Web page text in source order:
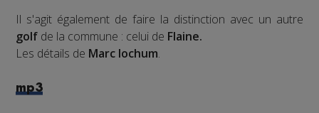
Il s'agit également de faire la distinction avec un autre
golf de la commune : celui de Flaine.
Les détails de Marc Iochum.
mp3